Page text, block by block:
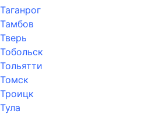
Таганрог
Тамбов
Тверь
Тобольск
Тольятти
Томск
Троицк
Тула